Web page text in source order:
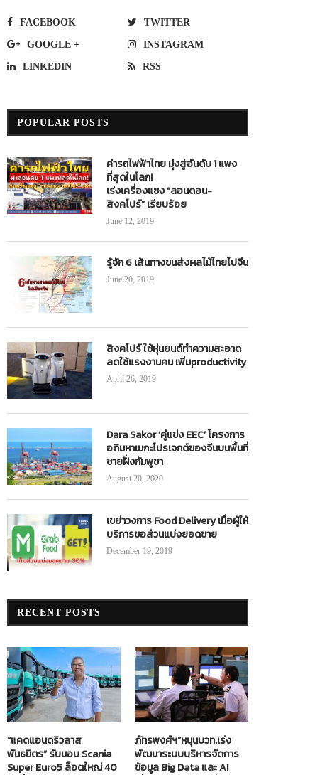
FACEBOOK TWITTER
GOOGLE + INSTAGRAM
LINKEDIN RSS
POPULAR POSTS
ค่ารถไฟฟ้าไทย มุ่งสู่อันดับ 1 แพง
ที่สุดในโลก!
เร่งเครื่องแซง “ลอนดอน-
สิงคโปร์” เรียบร้อย
June 12, 2019
รู้จัก 6 เส้นทางขนส่งผลไม้ไทยไปจีน
June 20, 2019
สิงคโปร์ ใช้หุ่นยนต์ทำความสะอาด
ลดใช้แรงงานคน เพิ่มproductivity
April 26, 2019
Dara Sakor ‘คู่แข่ง EEC’ โครงการ
อภิมหาเมกะโปรเจกต์ของจีนบนพื้นที่
ชายฝั่งกัมพูชา
August 20, 2020
เขย่าวงการ Food Delivery เมื่อผู้ให้
บริการขอส่วนแบ่งยอดขาย
December 19, 2019
RECENT POSTS
“แคดแอนดริวลาส
พันธมิตร” รับมอบ Scania
Super Euro5 ล็อตใหญ่ 40
ภัทรพงศ์ฯ”หนุนบวท.เร่ง
พัฒนาระบบบริหารจัดการ
ข้อมูล Big Data และ AI